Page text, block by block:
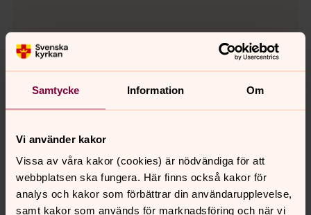
Samtycke Information Om
Vi använder kakor
Vissa av våra kakor (cookies) är nödvändiga för att
webbplatsen ska fungera. Här finns också kakor för
analys och kakor som förbättrar din användarupplevelse,
samt kakor som används för marknadsföring och när vi